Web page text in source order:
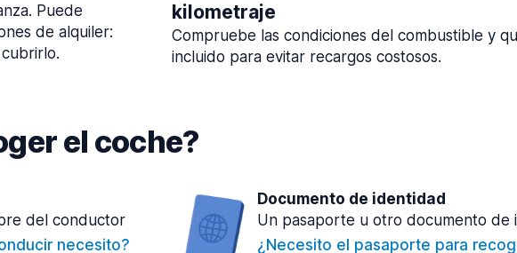
Puede
de alquiler:
kilometraje
Compruebe las condiciones del combustible y
incluido para evitar recargos costosos.
el coche?
del conductor
necesito?
Documento de identidad
Un pasaporte u otro documento de
¿Necesito el pasaporte para